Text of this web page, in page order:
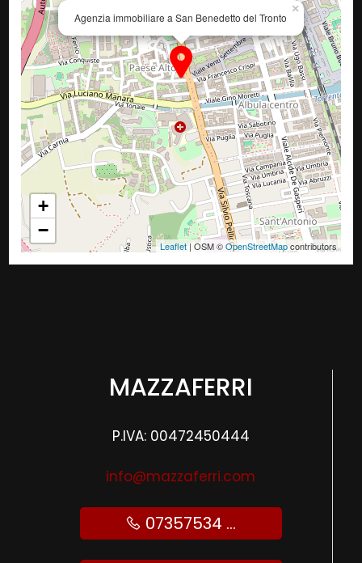
Agenzia immobiliare a San Benedetto del Tronto
×
+
−
Leaflet| OSM ©OpenStreetMapcontributors
MAZZAFERRI
P.IVA: 00472450444
info@mazzaferri.com
07357534 ...